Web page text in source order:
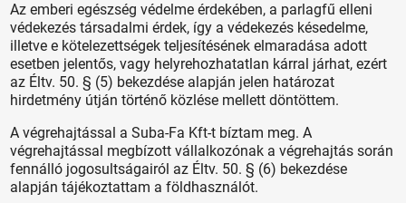
Az emberi egészség védelme érdekében, a parlagfű elleni
védekezés társadalmi érdek, így a védekezés késedelme,
illetve e kötelezettségek teljesítésének elmaradása adott
esetben jelentős, vagy helyrehozhatatlan kárral járhat, ezért
az Éltv. 50. § (5) bekezdése alapján jelen határozat
hirdetmény útján történő közlése mellett döntöttem.
A végrehajtással a Suba-Fa Kft-t bíztam meg. A
végrehajtással megbízott vállalkozónak a végrehajtás során
fennálló jogosultságairól az Éltv. 50. § (6) bekezdése
alapján tájékoztattam a földhasználót.